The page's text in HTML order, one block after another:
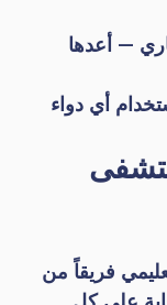
— أعدها
أي دواء
فريقاً من